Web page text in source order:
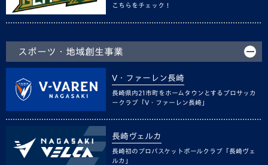
こちらをチェック！
スポーツ・地域創生事業
V・ファーレン長崎
長崎県内21市町をホームタウンとするプロサッカ
ークラブ「V・ファーレン長崎」
長崎ヴェルカ
長崎初のプロバスケットボールクラブ「長崎ヴェ
ルカ」